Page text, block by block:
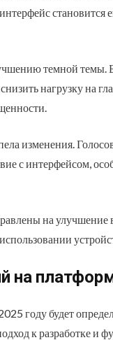
становится
темной темы.
нагрузку на
изменения.
с интерфейсом,
на улучшение
на
году будет
к разработке и